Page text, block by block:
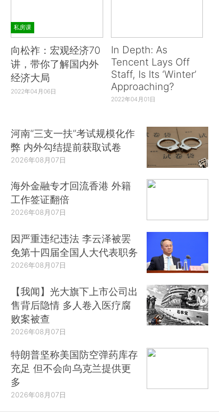
私房课
向松祚：宏观经济70
讲，带你了解国内外
经济大局
2022年04月06日
In Depth: As
Tencent Lays Off
Staff, Is Its ‘Winter’
Approaching?
2022年04月01日
河南“三支一扶”考试规模化作
弊 内外勾结提前获取试卷
2026年08月07日
海外金融专才回流香港 外籍
工作签证翻倍
2026年08月07日
因严重违纪违法 李云泽被罢
免第十四届全国人大代表职务
2026年08月07日
【我闻】光大旗下上市公司出
售背后隐情 多人卷入医疗腐
败案被查
2026年08月07日
特朗普坚称美国防空弹药库存
充足 但不会向乌克兰提供更
多
2026年08月07日